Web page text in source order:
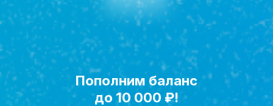
Исполнить мечту!
Пополним баланс
до 10 000 ₽!